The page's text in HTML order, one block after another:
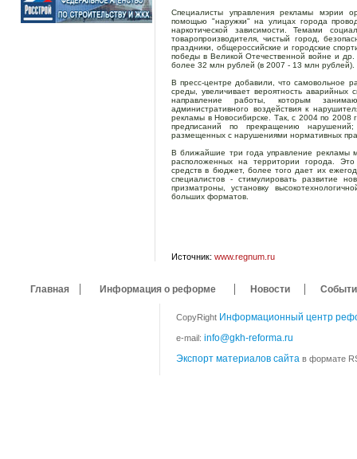
Специалисты управления рекламы мэрии
помощью "наружки" на улицах города
наркотической зависимости. Темами
товаропроизводителя, чистый город,
праздники, общероссийские и городские
победы в Великой Отечественной войне и
более 32 млн рублей (в 2007 - 13 млн рублей).
В пресс-центре добавили, что самовольное
среды, увеличивает вероятность
направление работы, которым
административного воздействия к
рекламы в Новосибирске. Так, с 2004 по 2008
предписаний по прекращению
размещенных с нарушениями нормативных
В ближайшие три года управление рекламы
расположенных на территории города. Это
средств в бюджет, более того дает их
специалистов - стимулировать развитие
призматроны, установку
больших форматов.
Источник: www.regnum.ru
Главная Информация о реформе Новости
CopyRight Информационный центр
e-mail: info@gkh-reforma.ru
Экспорт материалов сайта в формате